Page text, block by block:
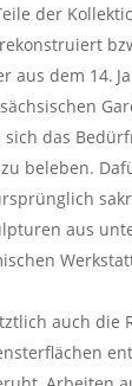
der
aus dem 14.
das
beleben.
aus
auch die